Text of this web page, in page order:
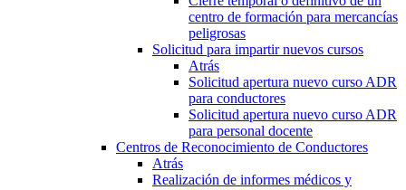
centro de formación para mercancías
peligrosas
Solicitud para impartir nuevos cursos
Atrás
Solicitud apertura nuevo curso ADR
para conductores
Solicitud apertura nuevo curso ADR
para personal docente
Centros de Reconocimiento de Conductores
Atrás
Realización de informes médicos y